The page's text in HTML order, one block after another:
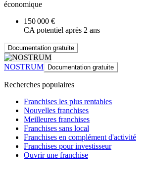
économique
150 000 €
CA potentiel après 2 ans
Documentation gratuite
NOSTRUM Documentation gratuite
Recherches populaires
Franchises les plus rentables
Nouvelles franchises
Meilleures franchises
Franchises sans local
Franchises en complément d'activité
Franchises pour investisseur
Ouvrir une franchise